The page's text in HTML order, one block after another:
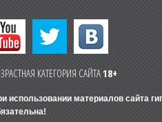
КАТЕГОРИЯ САЙТА18+
использовании материалов сайта